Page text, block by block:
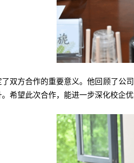
了双方合作的重要意义。他回顾了公
希望此次合作，能进一步深化校企